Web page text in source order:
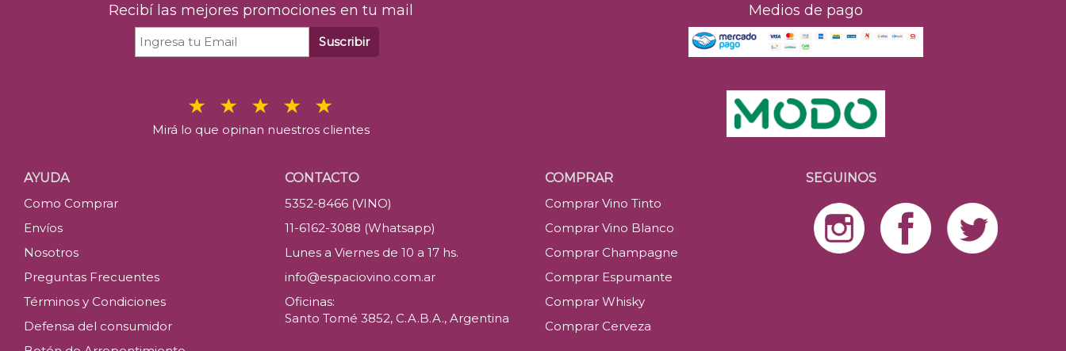
Recibí las mejores promociones en tu mail
Suscribir
Mirá lo que opinan nuestros clientes
Medios de pago
AYUDA
Como Comprar
Envíos
Nosotros
Preguntas Frecuentes
Términos y Condiciones
Defensa del consumidor
CONTACTO
5352-8466 (VINO)
11-6162-3088 (Whatsapp)
Lunes a Viernes de 10 a 17 hs.
info@espaciovino.com.ar
Oficinas:
Santo Tomé 3852, C.A.B.A., Argentina
COMPRAR
Comprar Vino Tinto
Comprar Vino Blanco
Comprar Champagne
Comprar Espumante
Comprar Whisky
Comprar Cerveza
SEGUINOS